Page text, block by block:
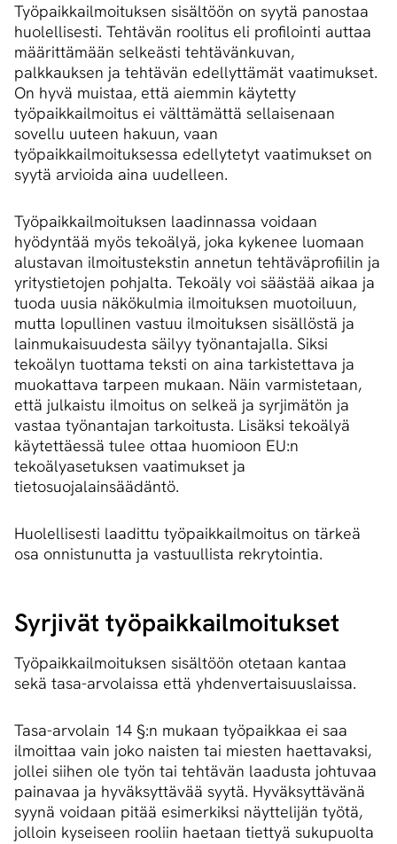
Työpaikkailmoituksen sisältöön on syytä panostaa
huolellisesti. Tehtävän roolitus eli profilointi auttaa
määrittämään selkeästi tehtävänkuvan,
palkkauksen ja tehtävän edellyttämät vaatimukset.
On hyvä muistaa, että aiemmin käytetty
työpaikkailmoitus ei välttämättä sellaisenaan
sovellu uuteen hakuun, vaan
työpaikkailmoituksessa edellytetyt vaatimukset on
syytä arvioida aina uudelleen.
Työpaikkailmoituksen laadinnassa voidaan
hyödyntää myös tekoälyä, joka kykenee luomaan
alustavan ilmoitustekstin annetun tehtäväprofiilin ja
yritystietojen pohjalta. Tekoäly voi säästää aikaa ja
tuoda uusia näkökulmia ilmoituksen muotoiluun,
mutta lopullinen vastuu ilmoituksen sisällöstä ja
lainmukaisuudesta säilyy työnantajalla. Siksi
tekoälyn tuottama teksti on aina tarkistettava ja
muokattava tarpeen mukaan. Näin varmistetaan,
että julkaistu ilmoitus on selkeä ja syrjimätön ja
vastaa työnantajan tarkoitusta. Lisäksi tekoälyä
käytettäessä tulee ottaa huomioon EU:n
tekoälyasetuksen vaatimukset ja
tietosuojalainsäädäntö.
Huolellisesti laadittu työpaikkailmoitus on tärkeä
osa onnistunutta ja vastuullista rekrytointia.
Syrjivät työ­paik­kail­moi­tuk­set
Työpaikkailmoituksen sisältöön otetaan kantaa
sekä tasa-arvolaissa että yhdenvertaisuuslaissa.
Tasa-arvolain 14 §:n mukaan työpaikkaa ei saa
ilmoittaa vain joko naisten tai miesten haettavaksi,
jollei siihen ole työn tai tehtävän laadusta johtuvaa
painavaa ja hyväksyttävää syytä. Hyväksyttävänä
syynä voidaan pitää esimerkiksi näyttelijän työtä,
jolloin kyseiseen rooliin haetaan tiettyä sukupuolta